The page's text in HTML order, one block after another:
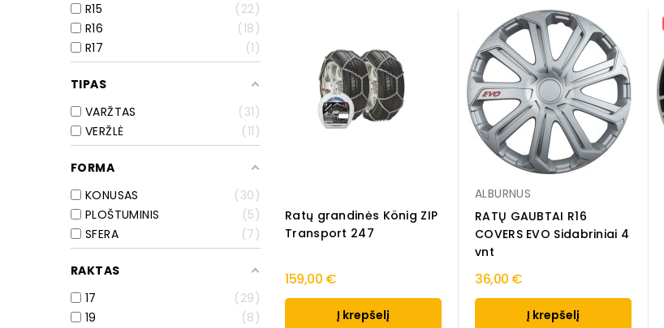
R15
22
R16
18
R17
1
TIPAS
VARŽTAS
31
VERŽLĖ
11
FORMA
KONUSAS
30
PLOŠTUMINIS
5
SFERA
7
RAKTAS
17
29
19
8
Ratų grandinės König ZIP
Transport 247
159,00 €
Į krepšelį
ALBURNUS
RATŲ GAUBTAI R16
COVERS EVO Sidabriniai 4
vnt
36,00 €
Į krepšelį